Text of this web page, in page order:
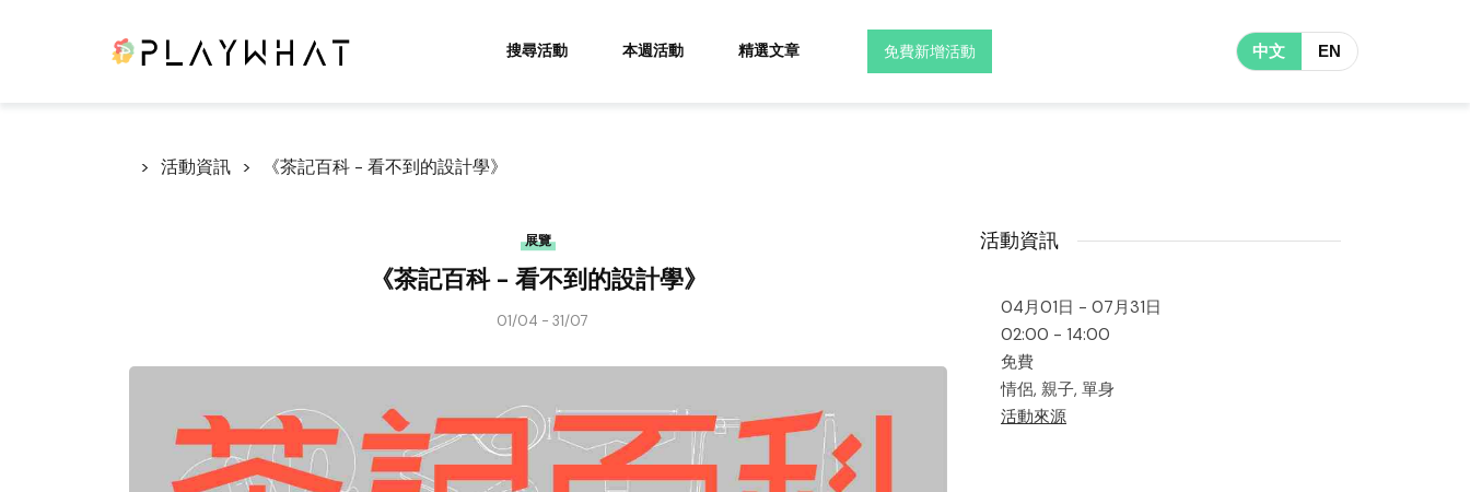
搜尋活動 本週活動 精選文章 免費新增活動 中文 EN
活動資訊 《茶記百科 - 看不到的設計學》
展覽
《茶記百科 - 看不到的設計學》
01/04 - 31/07
活動資訊
04月01日 - 07月31日
02:00 - 14:00
免費
情侶, 親子, 單身
活動來源